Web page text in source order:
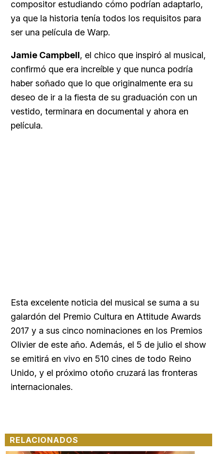
compositor estudiando cómo podrían adaptarlo,
ya que la historia tenía todos los requisitos para
ser una película de Warp.
Jamie Campbell, el chico que inspiró al musical,
confirmó que era increíble y que nunca podría
haber soñado que lo que originalmente era su
deseo de ir a la fiesta de su graduación con un
vestido, terminara en documental y ahora en
película.
Esta excelente noticia del musical se suma a su
galardón del Premio Cultura en Attitude Awards
2017 y a sus cinco nominaciones en los Premios
Olivier de este año. Además, el 5 de julio el show
se emitirá en vivo en 510 cines de todo Reino
Unido, y el próximo otoño cruzará las fronteras
internacionales.
RELACIONADOS